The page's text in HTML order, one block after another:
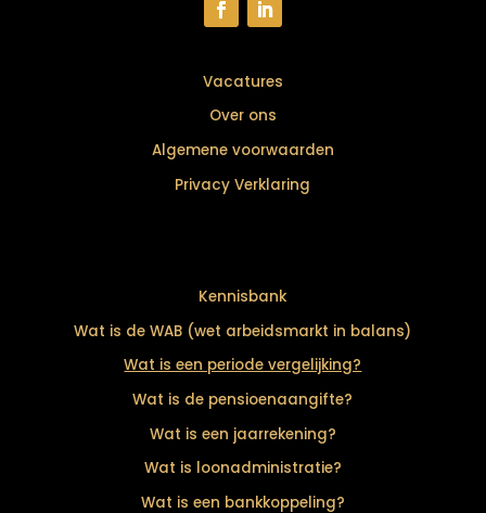
Vacatures
Over ons
Algemene voorwaarden
Privacy Verklaring
Kennisbank
Wat is de WAB (wet arbeidsmarkt in balans)
Wat is een periode vergelijking?
Wat is de pensioenaangifte?
Wat is een jaarrekening?
Wat is loonadministratie?
Wat is een bankkoppeling?